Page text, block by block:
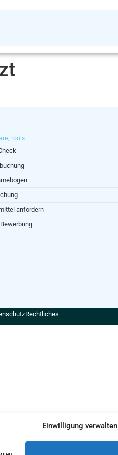
Einwilligung verwalten
Tools
anfordern
Rechtliches